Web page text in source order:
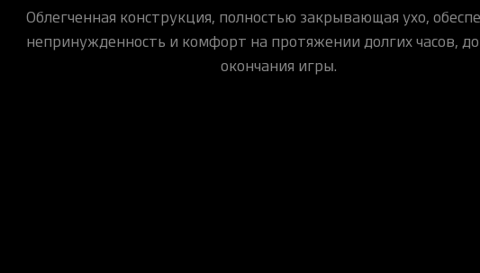
Облегченная конструкция, полностью закрывающая ухо,
непринужденность и комфорт на протяжении долгих часов,
окончания игры.